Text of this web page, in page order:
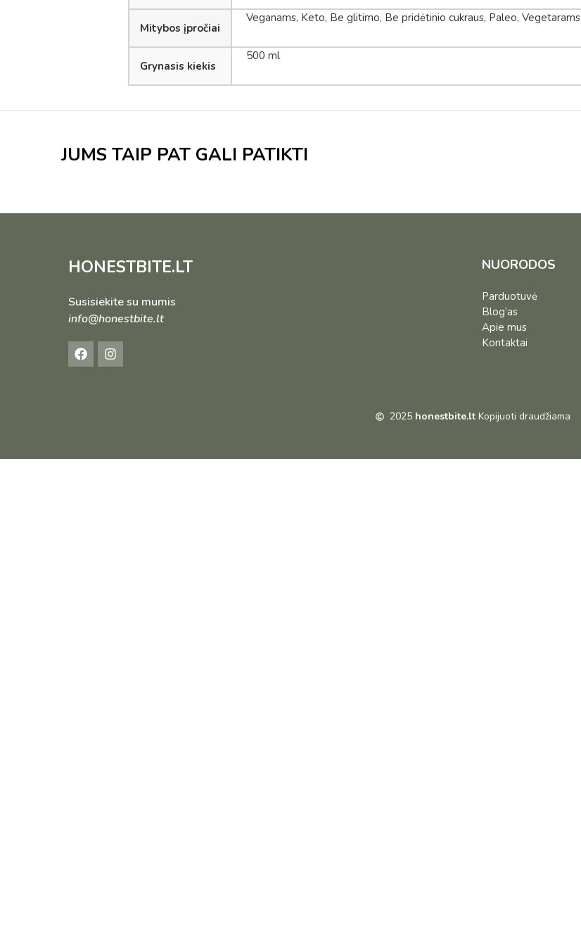
Mitybos įpročiai
Veganams, Keto, Be glitimo, Be pridėtinio cukraus, Paleo, Vegetarams
Grynasis kiekis
500 ml
JUMS TAIP PAT GALI PATIKTI
HONESTBITE.LT
Susisiekite su mumis
info@honestbite.lt
NUORODOS
Parduotuvė
Blog’as
Apie mus
Kontaktai
2025 honestbite.ltKopijuoti draudžiama